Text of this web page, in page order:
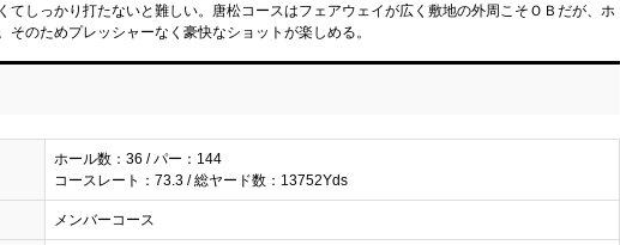
てしっかり打たないと難しい。唐松コースはフェアウェイが広く敷地の外周こそＯＢだが、ホ
そのためプレッシャーなく豪快なショットが楽しめる。
ホール数：36 / パー：144
コースレート：73.3 / 総ヤード数：13752Yds
メンバーコース